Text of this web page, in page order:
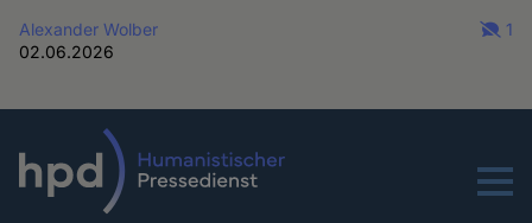
Alexander Wolber
02.06.2026
1
Menu